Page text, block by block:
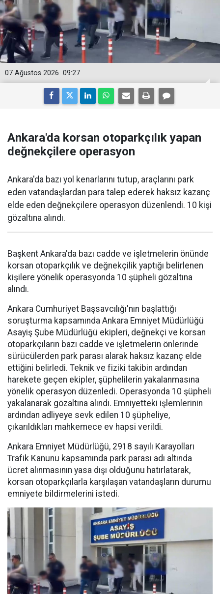
09:27
07 Ağustos 2026
Ankara'da korsan otoparkçılık yapan
değnekçilere operasyon
Ankara'da bazı yol kenarlarını tutup, araçlarını park
eden vatandaşlardan para talep ederek haksız kazanç
elde eden değnekçilere operasyon düzenlendi. 10 kişi
gözaltına alındı.
Başkent Ankara'da bazı cadde ve işletmelerin önünde
korsan otoparkçılık ve değnekçilik yaptığı belirlenen
kişilere yönelik operasyonda 10 şüpheli gözaltına
alındı.
Ankara Cumhuriyet Başsavcılığı'nın başlattığı
soruşturma kapsamında Ankara Emniyet Müdürlüğü
Asayiş Şube Müdürlüğü ekipleri, değnekçi ve korsan
otoparkçıların bazı cadde ve işletmelerin önlerinde
sürücülerden park parası alarak haksız kazanç elde
ettiğini belirledi. Teknik ve fiziki takibin ardından
harekete geçen ekipler, şüphelilerin yakalanmasına
yönelik operasyon düzenledi. Operasyonda 10 şüpheli
yakalanarak gözaltına alındı. Emniyetteki işlemlerinin
ardından adliyeye sevk edilen 10 şüpheliye,
çıkarıldıkları mahkemece ev hapsi verildi.
Ankara Emniyet Müdürlüğü, 2918 sayılı Karayolları
Trafik Kanunu kapsamında park parası adı altında
ücret alınmasının yasa dışı olduğunu hatırlatarak,
korsan otoparkçılarla karşılaşan vatandaşların durumu
emniyete bildirmelerini istedi.